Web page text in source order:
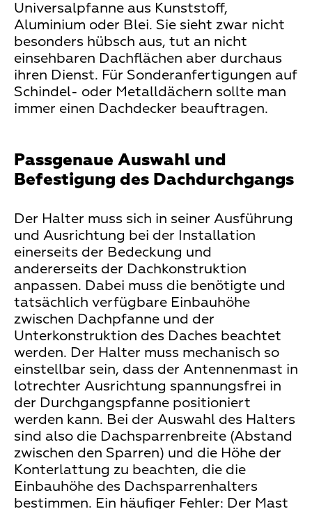
Universalpfanne aus Kunststoff,
Aluminium oder Blei. Sie sieht zwar nicht
besonders hübsch aus, tut an nicht
einsehbaren Dachflächen aber durchaus
ihren Dienst. Für Sonderanfertigungen auf
Schindel- oder Metalldächern sollte man
immer einen Dachdecker beauftragen.
Passgenaue Auswahl und
Befestigung des Dachdurchgangs
Der Halter muss sich in seiner Ausführung
und Ausrichtung bei der Installation
einerseits der Bedeckung und
andererseits der Dachkonstruktion
anpassen. Dabei muss die benötigte und
tatsächlich verfügbare Einbauhöhe
zwischen Dachpfanne und der
Unterkonstruktion des Daches beachtet
werden. Der Halter muss mechanisch so
einstellbar sein, dass der Antennenmast in
lotrechter Ausrichtung spannungsfrei in
der Durchgangspfanne positioniert
werden kann. Bei der Auswahl des Halters
sind also die Dachsparrenbreite (Abstand
zwischen den Sparren) und die Höhe der
Konterlattung zu beachten, die die
Einbauhöhe des Dachsparrenhalters
bestimmen. Ein häufiger Fehler: Der Mast